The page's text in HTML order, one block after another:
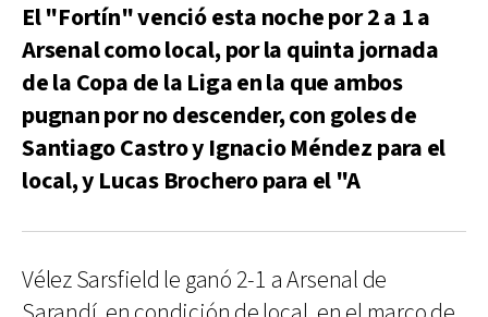
El "Fortín" venció esta noche por 2 a 1 a
Arsenal como local, por la quinta jornada
de la Copa de la Liga en la que ambos
pugnan por no descender, con goles de
Santiago Castro y Ignacio Méndez para el
local, y Lucas Brochero para el "A
Vélez Sarsfield le ganó 2-1 a Arsenal de